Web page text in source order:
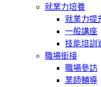
就業力培養
就業力提
一般講座
技能培訓
職場銜接
職場參訪
業師輔導